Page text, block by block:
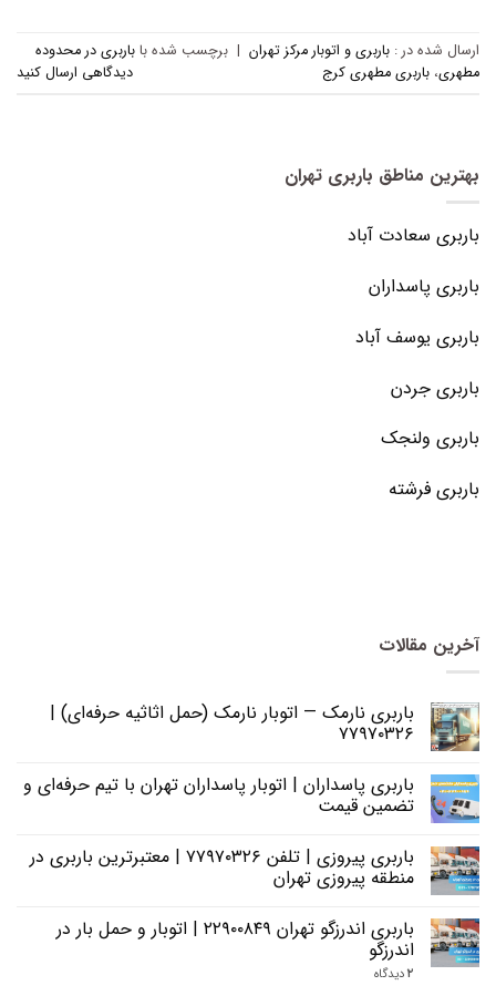
ارسال شده در : باربری و اتوبار مرکز تهران | برچسب‌ شده با باربری در محدوده
مطهری، باربری مطهری کرج دیدگاهی ارسال کنید
بهترین مناطق باربری تهران
باربری سعادت آباد
باربری پاسداران
باربری یوسف آباد
باربری جردن
باربری ولنجک
باربری فرشته
آخرین مقالات
باربری نارمک — اتوبار نارمک (حمل اثاثیه حرفه‌ای) |
۷۷۹۷۰۳۲۶
باربری پاسداران | اتوبار پاسداران تهران با تیم حرفه‌ای و
تضمین قیمت
باربری پیروزی | تلفن ۷۷۹۷۰۳۲۶ | معتبرترین باربری در
منطقه پیروزی تهران
باربری اندرزگو تهران ۲۲۹۰۰۸۴۹ | اتوبار و حمل بار در
اندرزگو
۲دیدگاه